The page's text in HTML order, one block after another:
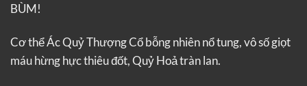
BÙM!
Cơ thể Ác Quỷ Thượng Cổ bỗng nhiên nổ tung, vô số giọt
máu hừng hực thiêu đốt, Quỷ Hoả tràn lan.